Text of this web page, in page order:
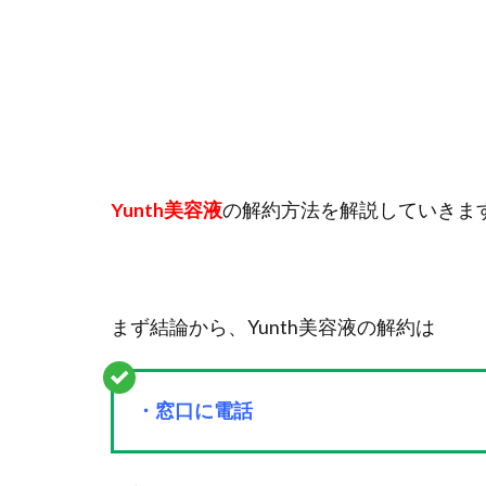
Yunth美容液の解約方法を解説していきま
まず結論から、Yunth美容液の解約は
・窓口に電話